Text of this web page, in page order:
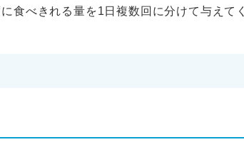
食べきれる量を1日複数回に分けて与えて